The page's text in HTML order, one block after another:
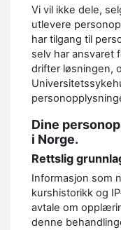
Vi vil ikke dele,
utlevere
har tilgang til
selv har ansvaret
drifter løsningen,
Dine
i Norge.
Rettslig
Informasjon som
kurshistorikk og
avtale om
denne